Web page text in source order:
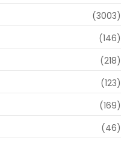
(3003)
(146)
(218)
(123)
(169)
(46)